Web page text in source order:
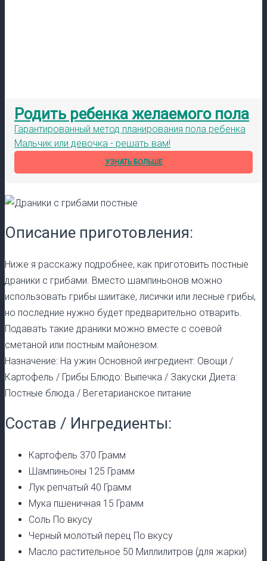
Родить ребенка желаемого пола
Гарантированный метод планирования пола ребенка
Мальчик или девочка - решать вам!
УЗНАТЬ БОЛЬШЕ
Описание приготовления:
Ниже я расскажу подробнее, как приготовить постные
драники с грибами. Вместо шампиньонов можно
использовать грибы шиитаке, лисички или лесные грибы,
но последние нужно будет предварительно отварить.
Подавать такие драники можно вместе с соевой
сметаной или постным майонезом.
Назначение: На ужин Основной ингредиент: Овощи /
Картофель / Грибы Блюдо: Выпечка / Закуски Диета:
Постные блюда / Вегетарианское питание
Состав / Ингредиенты:
Картофель 370 Грамм
Шампиньоны 125 Грамм
Лук репчатый 40 Грамм
Мука пшеничная 15 Грамм
Соль По вкусу
Черный молотый перец По вкусу
Масло растительное 50 Миллилитров (для жарки)